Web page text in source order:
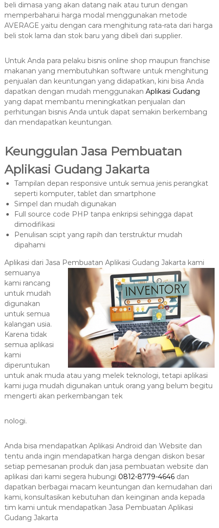
beli dimasa yang akan datang naik atau turun dengan
memperbaharui harga modal menggunakan metode
AVERAGE yaitu dengan cara menghitung rata-rata dari harga
beli stok lama dan stok baru yang dibeli dari supplier.
Untuk Anda para pelaku bisnis online shop maupun franchise
makanan yang membutuhkan software untuk menghitung
penjualan dan keuntungan yang didapatkan, kini bisa Anda
dapatkan dengan mudah menggunakan Aplikasi Gudang
yang dapat membantu meningkatkan penjualan dan
perhitungan bisnis Anda untuk dapat semakin berkembang
dan mendapatkan keuntungan.
Keunggulan Jasa Pembuatan
Aplikasi Gudang Jakarta
Tampilan depan responsive untuk semua jenis perangkat
seperti komputer, tablet dan smartphone
Simpel dan mudah digunakan
Full source code PHP tanpa enkripsi sehingga dapat
dimodifikasi
Penulisan scipt yang rapih dan terstruktur mudah
dipahami
Aplikasi dari Jasa Pembuatan Aplikasi Gudang Jakarta kami
semuanya
kami rancang
untuk mudah
digunakan
untuk semua
kalangan usia.
Karena tidak
semua aplikasi
kami
diperuntukan
untuk anak muda atau yang melek teknologi, tetapi aplikasi
kami juga mudah digunakan untuk orang yang belum begitu
mengerti akan perkembangan tek
nologi.
Anda bisa mendapatkan Aplikasi Android dan Website dan
tentu anda ingin mendapatkan harga dengan diskon besar
setiap pemesanan produk dan jasa pembuatan website dan
aplikasi dari kami segera hubungi 0812-8779-4646dan
dapatkan berbagai macam keuntungan dan kemudahan dari
kami, konsultasikan kebutuhan dan keinginan anda kepada
tim kami untuk mendapatkan Jasa Pembuatan Aplikasi
Gudang Jakarta